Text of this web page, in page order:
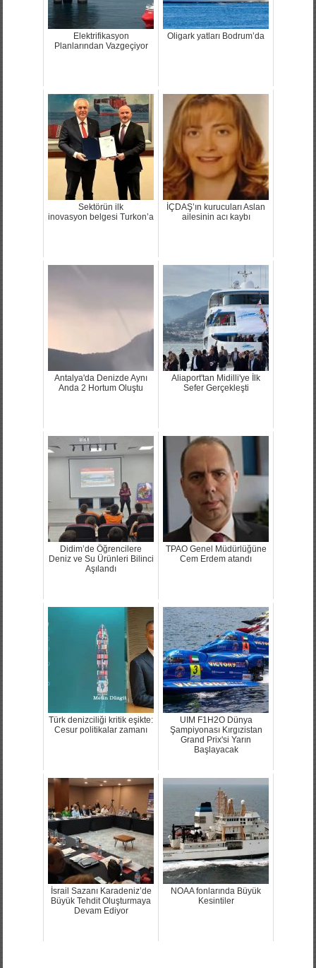
Elektrifikasyon
Planlarından Vazgeçiyor
Oligark yatları Bodrum’da
Sektörün ilk
inovasyon belgesi Turkon’a
İÇDAŞ’ın kurucuları Aslan
ailesinin acı kaybı
Antalya'da Denizde Aynı
Anda 2 Hortum Oluştu
Aliaport'tan Midilli'ye İlk
Sefer Gerçekleşti
Didim’de Öğrencilere
Deniz ve Su Ürünleri Bilinci
Aşılandı
TPAO Genel Müdürlüğüne
Cem Erdem atandı
Türk denizciliği kritik eşikte:
Cesur politikalar zamanı
UIM F1H2O Dünya
Şampiyonası Kırgızistan
Grand Prix'si Yarın
Başlayacak
İsrail Sazanı Karadeniz’de
Büyük Tehdit Oluşturmaya
Devam Ediyor
NOAA fonlarında Büyük
Kesintiler